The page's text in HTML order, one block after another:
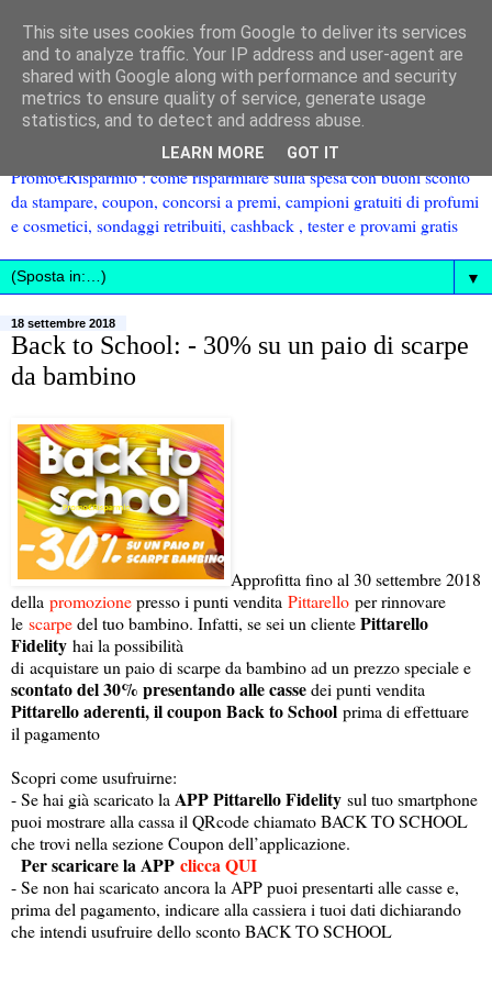
Promo€Risparmio : come risparmiare sulla spesa con buoni sconto
da stampare, coupon, concorsi a premi, campioni gratuiti di profumi
e cosmetici, sondaggi retribuiti, cashback , tester e provami gratis
▼
18 settembre 2018
Back to School: - 30% su un paio di scarpe
da bambino
Approfitta fino al 30 settembre 2018
della promozionepresso i punti vendita Pittarello per rinnovare
le scarpedel tuo bambino. Infatti, se sei un clientePittarello
Fidelity hai la possibilità
di acquistare un paio di scarpe da bambino ad un prezzo speciale e
scontato del 30% presentando alle cassedei punti vendita
Pittarello aderenti, il coupon Back to School prima di effettuare
il pagamento
Scopri come usufruirne:
- Se hai già scaricato la APP Pittarello Fidelity sul tuo smartphone
puoi mostrare alla cassa il QRcode chiamato BACK TO SCHOOL
che trovi nella sezione Coupon dell’applicazione.
Per scaricare la APP clicca QUI
- Se non hai scaricato ancora la APP puoi presentarti alle casse e,
prima del pagamento, indicare alla cassiera i tuoi dati dichiarando
che intendi usufruire dello sconto BACK TO SCHOOL
This site uses cookies from Google to deliver its services
and to analyze traffic. Your IP address and user-agent are
shared with Google along with performance and security
metrics to ensure quality of service, generate usage
statistics, and to detect and address abuse.
LEARN MORE GOT IT